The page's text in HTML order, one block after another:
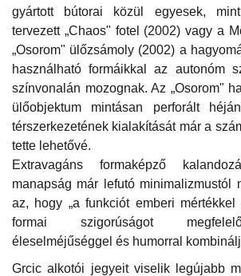
gyártott bútorai közül egyesek,
tervezett „Chaos" fotel (2002) vagy a
„Osorom" ülőzsámoly (2002) a
használható formáikkal az autonóm
színvonalán mozognak. Az „Osorom"
ülőobjektum mintásan perforált
térszerkezetének kialakítását már a
tette lehetővé.
Extravagáns formaképző
manapság már lefutó minimalizmustól
az, hogy „a funkciót emberi
formai szigorúságot
éleselméjűséggel és humorral
Grcic alkotói jegyeit viselik legújabb